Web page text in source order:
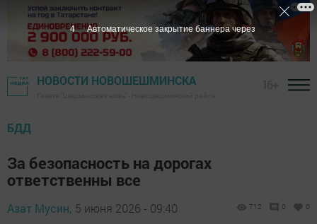
НОВОСТИ НОВОШЕШМИНСКА
БДД
За безопасность на дорогах
ответственны все
Азат Мусин, 5 июня 2026 - 09:40 712 0 0
3 Автоматическое закрытие баннера через